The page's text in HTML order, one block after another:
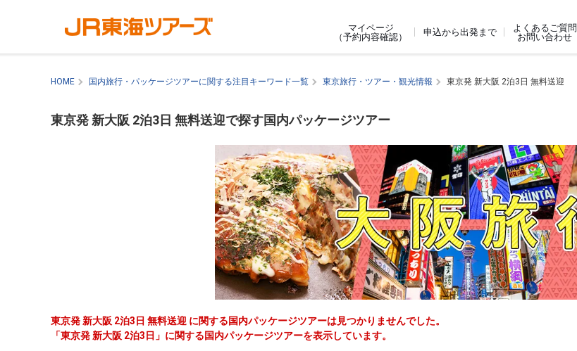
マイページ
（予約内容確認）
申込から出発まで
よくあるご質問
お問い合わせ
HOME 国内旅行・パッケージツアーに関する注目キーワード一覧 東京旅行・ツアー・観光情報 東京発 新大阪 2泊3日 無料送迎
東京発 新大阪 2泊3日 無料送迎で探す国内パッケージツアー
東京発 新大阪 2泊3日 無料送迎 に関する国内パッケージツアーは見つかりませんでした。
「東京発 新大阪 2泊3日」に関する国内パッケージツアーを表示しています。